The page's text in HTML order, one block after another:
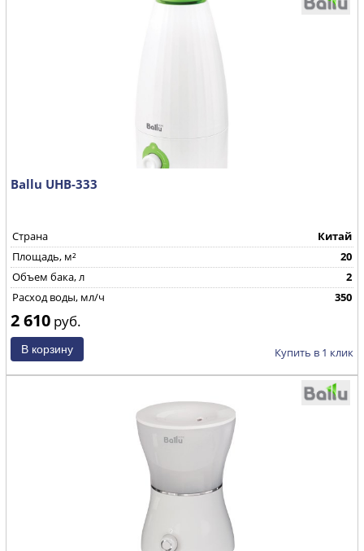
Ballu UHB-333
Страна
Китай
Площадь, м²
20
Объем бака, л
2
Расход воды, мл/ч
350
2 610 руб.
Купить в 1 клик